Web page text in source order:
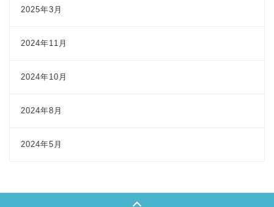
2025年3月
2024年11月
2024年10月
2024年8月
2024年5月